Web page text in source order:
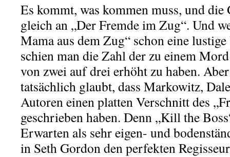
Es kommt, was kommen muss, und
gleich an „Der Fremde im Zug“. Und
Mama aus dem Zug“ schon eine
schien man die Zahl der zu einem
von zwei auf drei erhöht zu haben.
tatsächlich glaubt, dass Markowitz,
Autoren einen platten Verschnitt des
geschrieben haben. Denn „Kill the
Erwarten als sehr eigen- und
in Seth Gordon den perfekten